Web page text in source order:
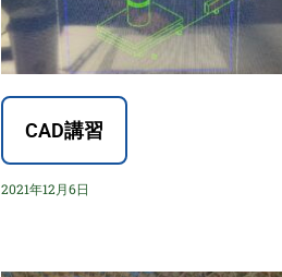
CAD講習
2021年12月6日